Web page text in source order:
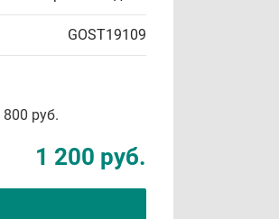
GOST19109
800 руб.
1 200 руб.